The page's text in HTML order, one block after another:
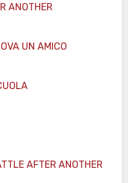
ANOTHER
UN AMICO
AFTER ANOTHER